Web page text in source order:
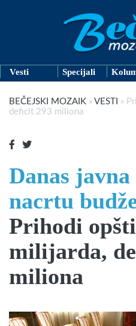
Vesti Specijali
BEČEJSKI MOZAIK » VESTI »
deficit 293 miliona
Danas
nacrtu
Prihodi
milijarda,
miliona